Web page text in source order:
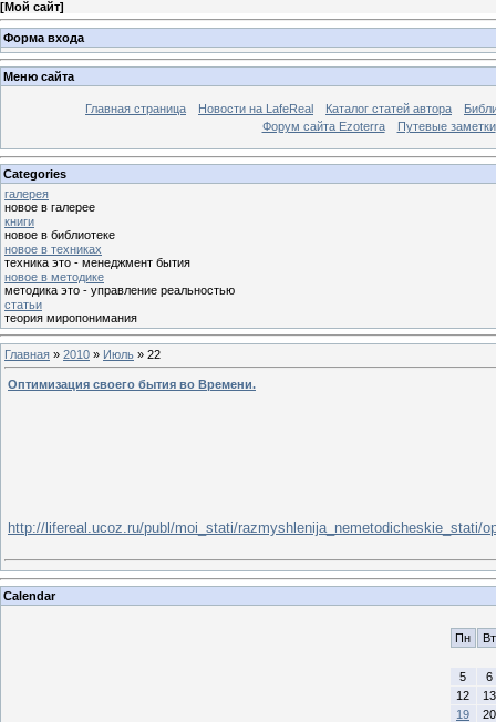
[Мой сайт]
Форма входа
Меню сайта
Главная страница Новости на LafeReal Каталог статей автора
Форум сайта Ezoterra
Путевые заметки
Categories
галерея
новое в галерее
книги
новое в библиотеке
новое в техниках
техника это - менеджмент бытия
новое в методике
методика это - управление реальностью
статьи
теория миропонимания
Главная » 2010 » Июль » 22
Оптимизация своего бытия во Времени.
http://lifereal.ucoz.ru/publ/moi_stati/razmyshlenija_nemetodicheskie_stati/
Calendar
Пн Вт
5
6
12
13
19
20